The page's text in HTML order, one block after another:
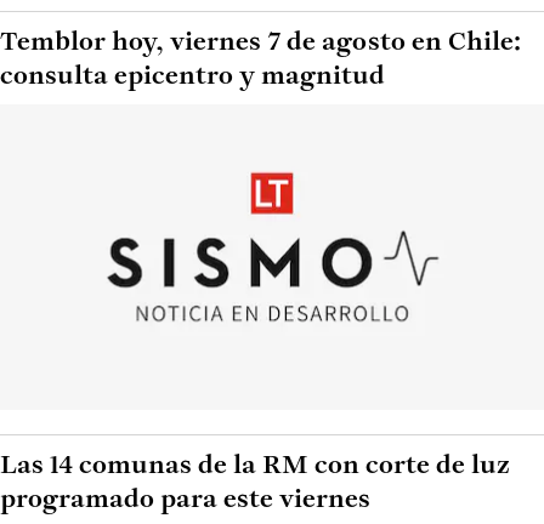
Temblor hoy, viernes 7 de agosto en Chile:
consulta epicentro y magnitud
Las 14 comunas de la RM con corte de luz
programado para este viernes